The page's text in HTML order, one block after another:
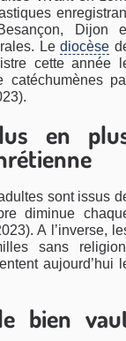
Dijon
Lediocèse
cette année
en
sont issus
diminue
A l’inverse,
sans
aujourd’hui
bien